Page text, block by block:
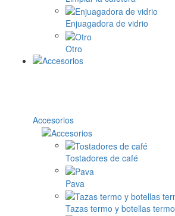
Enjuagadora de vidrio
Otro
Accesorios
Tostadores de café
Pava
Tazas termo y botellas termo